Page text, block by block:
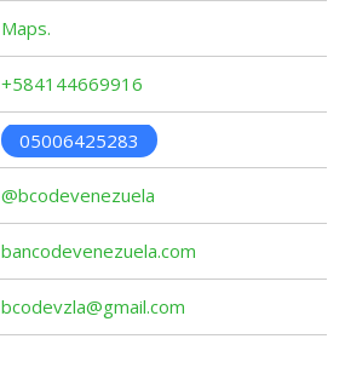
Maps.
+584144669916
05006425283
@bcodevenezuela
bancodevenezuela.com
bcodevzla@gmail.com